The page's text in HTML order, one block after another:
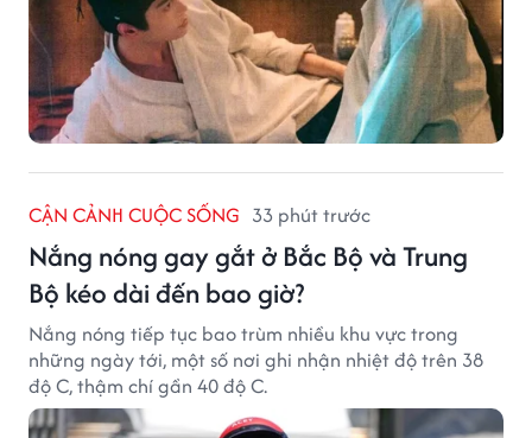
CẬN CẢNH CUỘC SỐNG 33 phút trước
Nắng nóng gay gắt ở Bắc Bộ và Trung
Bộ kéo dài đến bao giờ?
Nắng nóng tiếp tục bao trùm nhiều khu vực trong
những ngày tới, một số nơi ghi nhận nhiệt độ trên 38
độ C, thậm chí gần 40 độ C.